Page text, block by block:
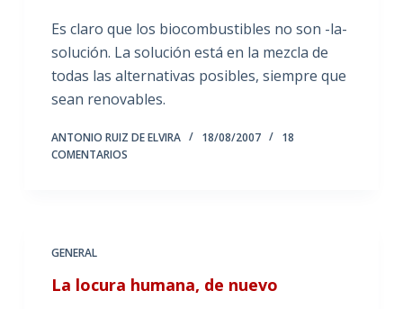
Es claro que los biocombustibles no son -la-
solución. La solución está en la mezcla de
todas las alternativas posibles, siempre que
sean renovables.
ANTONIO RUIZ DE ELVIRA 18/08/2007
18
COMENTARIOS
GENERAL
La locura humana, de nuevo